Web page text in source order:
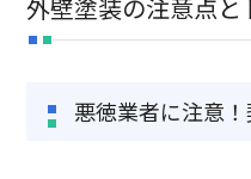
外壁塗装の注意点
悪徳業者に注意